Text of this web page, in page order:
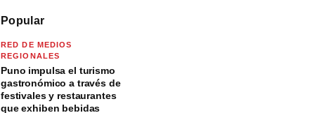
Popular
RED DE MEDIOS
REGIONALES
Puno impulsa el turismo
gastronómico a través de
festivales y restaurantes
que exhiben bebidas